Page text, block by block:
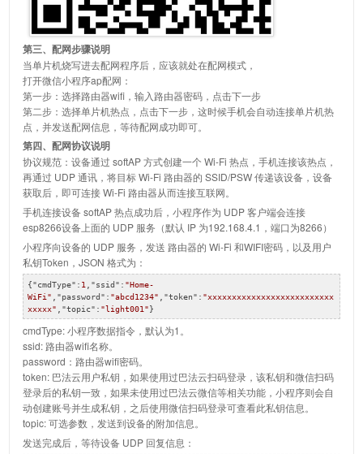
第三、配网步骤说明
当单片机烧写进去配网程序后，应该就处在配网模式，
打开微信小程序ap配网：
第一步：选择路由器wifi，输入路由器密码，点击下一步
第二步：选择单片机热点，点击下一步，这时候手机会自动连接单片机热
点，并发送配网信息，等待配网成功即可。
第四、配网协议说明
协议规范：设备通过 softAP 方式创建一个 Wi-Fi 热点，手机连接该热点，
再通过 UDP 通讯，将目标 Wi-Fi 路由器的 SSID/PSW 传递该设备，设备
获取后，即可连接 Wi-Fi 路由器从而连接互联网。
手机连接设备 softAP 热点成功后，小程序作为 UDP 客户端会连接
esp8266设备上面的 UDP 服务（默认 IP 为192.168.4.1，端口为8266）
小程序向设备的 UDP 服务，发送 路由器的 Wi-Fi 和WIFI密码，以及用户
私钥Token，JSON 格式为：
{"cmdType" : 1 "ssid" : "Home-
WiFi"
"password" : "abcd1234" "token" : "xxxxxxxxxxxxxxxxxxxxxxxxxx
xxxxx"
"topic" : "light001"}
cmdType: 小程序数据指令，默认为1。
ssid: 路由器wifi名称。
password：路由器wifi密码。
token: 巴法云用户私钥，如果使用过巴法云扫码登录，该私钥和微信扫码
登录后的私钥一致，如果未使用过巴法云微信等相关功能，小程序则会自
动创建账号并生成私钥，之后使用微信扫码登录可查看此私钥信息。
topic: 可选参数，发送到设备的附加信息。
发送完成后，等待设备 UDP 回复信息：